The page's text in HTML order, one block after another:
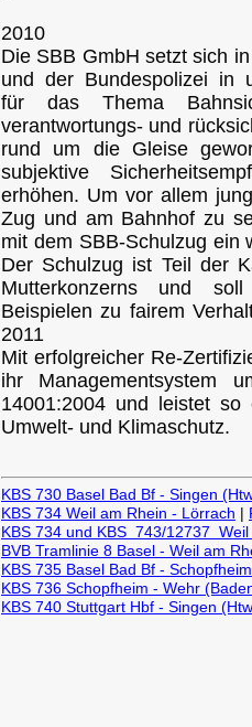
2010
Die SBB GmbH setzt sich
und der Bundespolizei in
für das Thema
verantwortungs- und
rund um die Gleise
subjektive
erhöhen. Um vor allem
Zug und am Bahnhof zu
mit dem SBB-Schulzug ein
Der Schulzug ist Teil der
Mutterkonzerns und
Beispielen zu fairem
2011
Mit erfolgreicher Re-
ihr Managementsystem
14001:2004 und leistet so
Umwelt- und Klimaschutz.
KBS 730 Basel Bad Bf - Singen
KBS 734 Weil am Rhein - Lörrach |
KBS 734 und KBS 743/12737
BVB Tramlinie 8 Basel - Weil am
KBS 735 Basel Bad Bf -
KBS 736 Schopfheim - Wehr
KBS 740 Stuttgart Hbf - Singen